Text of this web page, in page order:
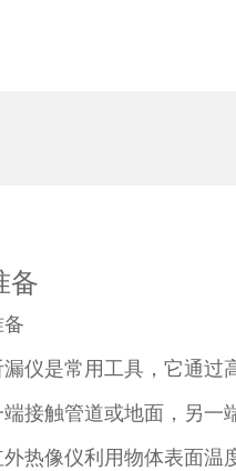
备​
备​
仪是常用工具，它通
接触管道或地面，另一
热像仪利用物体表面